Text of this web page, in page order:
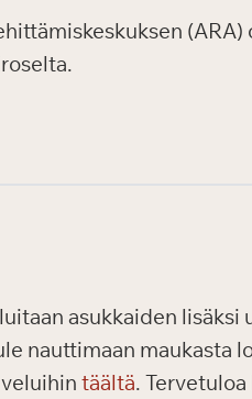
asukkaiden lisäksi
nauttimaan maukasta
täältä.